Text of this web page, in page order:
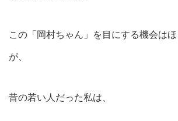
この「岡村ちゃん」を目にする機会は
が、
昔の若い人だった私は、